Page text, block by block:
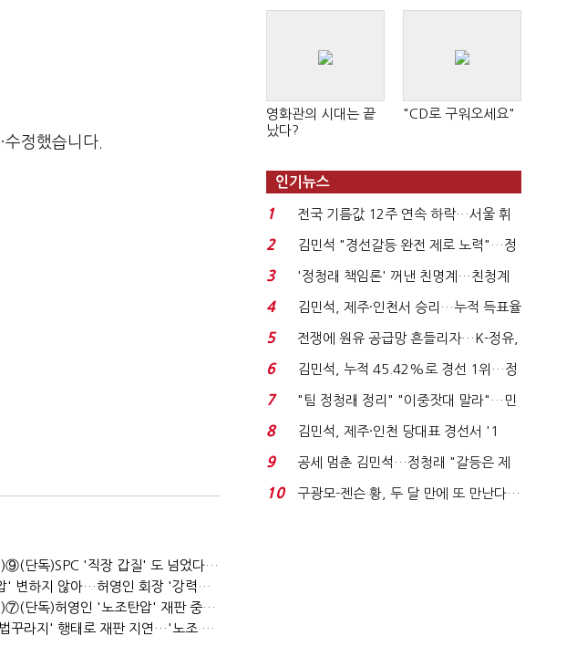
정했습니다.
(SPC 노조탄압 공판 100회)⑨(단독)SPC '직장 갑질' 도 넘었다…'성희롱·돈 갈취' 묵인
임종린 "SPC그룹 '노조 탄압' 변하지 않아…허영인 회장 '강력한 처벌' 필요"
(SPC 노조탄압 공판 100회)⑦(단독)허영인 '노조탄압' 재판 중인데…언론 제보했다고 '보복성 조치'
권영국 "허영인 SPC 회장 '법꾸라지' 행태로 재판 지연…'노조 탄압' 증거 쏟아져"
영화관의 시대는 끝
났다?
"CD로 구워오세요"
인기뉴스
1
전국 기름값 12주 연속 하락…서울 휘
발윳값 1909원...
2
김민석 "경선갈등 완전 제로 노력"…정
청래 "반명 공세 사...
3
'정청래 책임론' 꺼낸 친명계…친청계
는 추가투표 때리기...
4
김민석, 제주·인천서 승리…누적 득표율
'1위 탈환'(종합)...
5
전쟁에 원유 공급망 흔들리자…K-정유,
에너지안보 핵심...
6
김민석, 누적 45.42%로 경선 1위…정
청래와 격차 0.86%p(...
7
"팀 정청래 정리" "이중잣대 말라"…민
주 최고위원 계파 다...
8
김민석, 제주·인천 당대표 경선서 '1
위'(1보)...
9
공세 멈춘 김민석…정청래 "갈등은 제
가 수습"
10
구광모-젠슨 황, 두 달 만에 또 만난다…